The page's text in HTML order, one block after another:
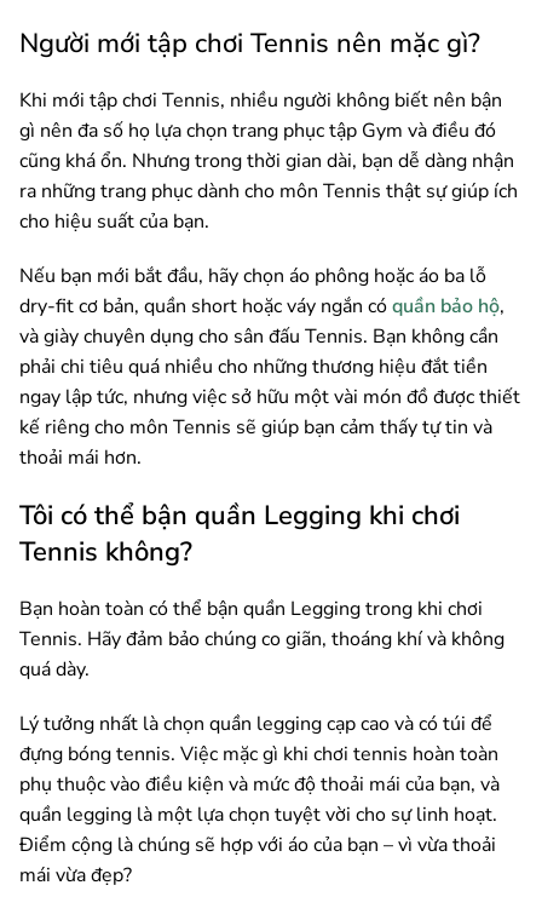
Người mới tập chơi Tennis nên mặc gì?
Khi mới tập chơi Tennis, nhiều người không biết nên bận
gì nên đa số họ lựa chọn trang phục tập Gym và điều đó
cũng khá ổn. Nhưng trong thời gian dài, bạn dễ dàng nhận
ra những trang phục dành cho môn Tennis thật sự giúp ích
cho hiệu suất của bạn.
Nếu bạn mới bắt đầu, hãy chọn áo phông hoặc áo ba lỗ
dry-fit cơ bản, quần short hoặc váy ngắn cóquần bảo hộ,
và giày chuyên dụng cho sân đấu Tennis. Bạn không cần
phải chi tiêu quá nhiều cho những thương hiệu đắt tiền
ngay lập tức, nhưng việc sở hữu một vài món đồ được thiết
kế riêng cho môn Tennis sẽ giúp bạn cảm thấy tự tin và
thoải mái hơn.
Tôi có thể bận quần Legging khi chơi
Tennis không?
Bạn hoàn toàn có thể bận quần Legging trong khi chơi
Tennis. Hãy đảm bảo chúng co giãn, thoáng khí và không
quá dày.
Lý tưởng nhất là chọn quần legging cạp cao và có túi để
đựng bóng tennis. Việc mặc gì khi chơi tennis hoàn toàn
phụ thuộc vào điều kiện và mức độ thoải mái của bạn, và
quần legging là một lựa chọn tuyệt vời cho sự linh hoạt.
Điểm cộng là chúng sẽ hợp với áo của bạn – vì vừa thoải
mái vừa đẹp?